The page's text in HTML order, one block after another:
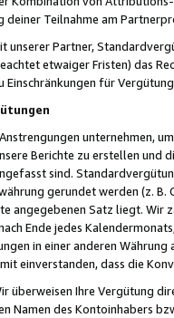
Teilnahme am
unserer Partner,
etwaiger Fristen) das
für
unternehmen,
Berichte zu erstellen und
sind.
gerundet werden (z.
angegebenen Satz liegt.
Ende jedes
in einer anderen
einverstanden, dass die
überweisen Ihre Vergütung
Namen des Kontoinhabers